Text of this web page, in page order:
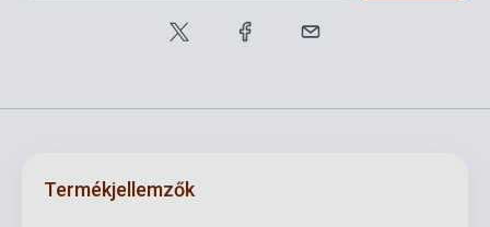
Termékjellemzők